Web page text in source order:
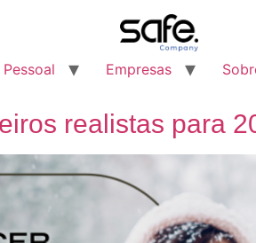
Pessoal Empresas
realistas para